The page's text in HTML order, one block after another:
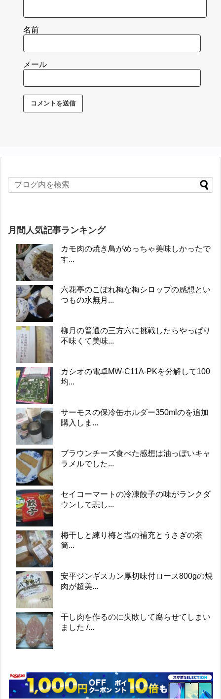
名前
メール
月間人気記事ランキング
カモ肉の焼き鳥がめっちゃ美味しかったで
す...
六花亭のこぼれ梅な梅シロップの感想とい
つもの水無月...
柳月の普通の三方六に挑戦したらやっぱり
不味くて美味...
カシオの電卓MW-C11A-PKを分解して100
均...
サーモスの保冷缶ホルダー350mlのを追加
購入しま...
ブラウンチーズ食べた感想は油っぽいキャ
ラメルでした...
セイコーマートの冷凍餃子の味がランクダ
ウンして悲し...
梅干しと練り梅と塩の補充とうさぎの茶
筒...
安平ジンギスカン厚切味付ロース800gの焼
肉が超美...
干し肉を作るのに失敗して腐らせてしまい
ました /...